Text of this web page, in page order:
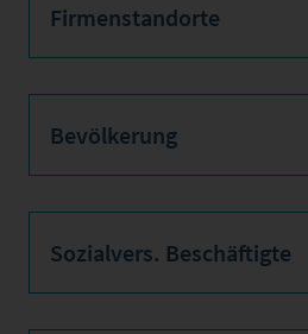
Firmenstandorte
Bevölkerung
Sozialvers. Beschäftigte